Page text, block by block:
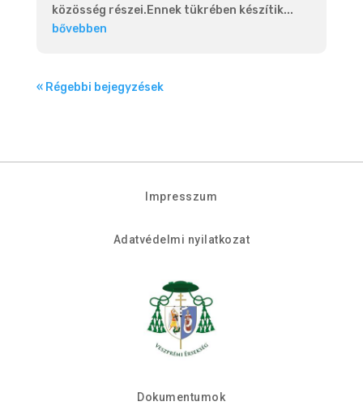
közösség részei.Ennek tükrében készítik...
bővebben
« Régebbi bejegyzések
Impresszum
Adatvédelmi nyilatkozat
Dokumentumok